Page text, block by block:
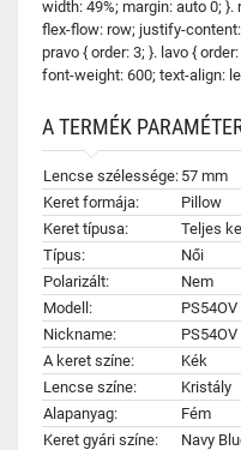
width: 49%; margin: auto 0;
flex-flow: row; justify-
pravo { order: 3; }. lavo {
font-weight: 600; text-align:
A TERMÉK
Lencse szélessége: 57 mm
Keret formája:
Pillow
Keret típusa:
Teljes
Típus:
Női
Polarizált:
Nem
Modell:
PS54OV
Nickname:
PS54OV
A keret színe:
Kék
Lencse színe:
Kristály
Alapanyag:
Fém
Keret gyári színe:
Navy